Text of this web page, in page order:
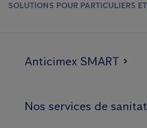
SOLUTIONS POUR PARTICULIERS
Anticimex SMART
Nos services de